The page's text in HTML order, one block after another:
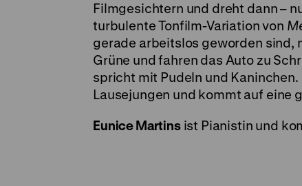
Filmgesichtern und dreht dann –
turbulente Tonfilm-Variation von
gerade arbeitslos geworden sind,
Grüne und fahren das Auto zu
spricht mit Pudeln und
Lausejungen und kommt auf eine
Eunice Martinsist Pianistin und